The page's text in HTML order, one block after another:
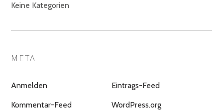
Keine Kategorien
META
Anmelden Eintrags-Feed
Kommentar-Feed WordPress.org